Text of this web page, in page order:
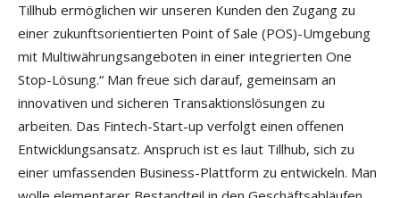
Tillhub ermöglichen wir unseren Kunden den Zugang zu
einer zukunftsorientierten Point of Sale (POS)-Umgebung
mit Multiwährungsangeboten in einer integrierten One
Stop-Lösung.“ Man freue sich darauf, gemeinsam an
innovativen und sicheren Transaktionslösungen zu
arbeiten. Das Fintech-Start-up verfolgt einen offenen
Entwicklungsansatz. Anspruch ist es laut Tillhub, sich zu
einer umfassenden Business-Plattform zu entwickeln. Man